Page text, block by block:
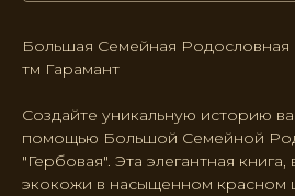
Большая Семейная Родословная
тм Гарамант
Создайте уникальную историю
помощью Большой Семейной
"Гербовая". Эта элегантная
экокожи в насыщенном красном